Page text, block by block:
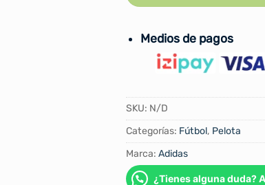
Medios de pagos
SKU: N/D
Categorías: Fútbol, Pelota
Marca: Adidas
¿Tienes alguna duda?